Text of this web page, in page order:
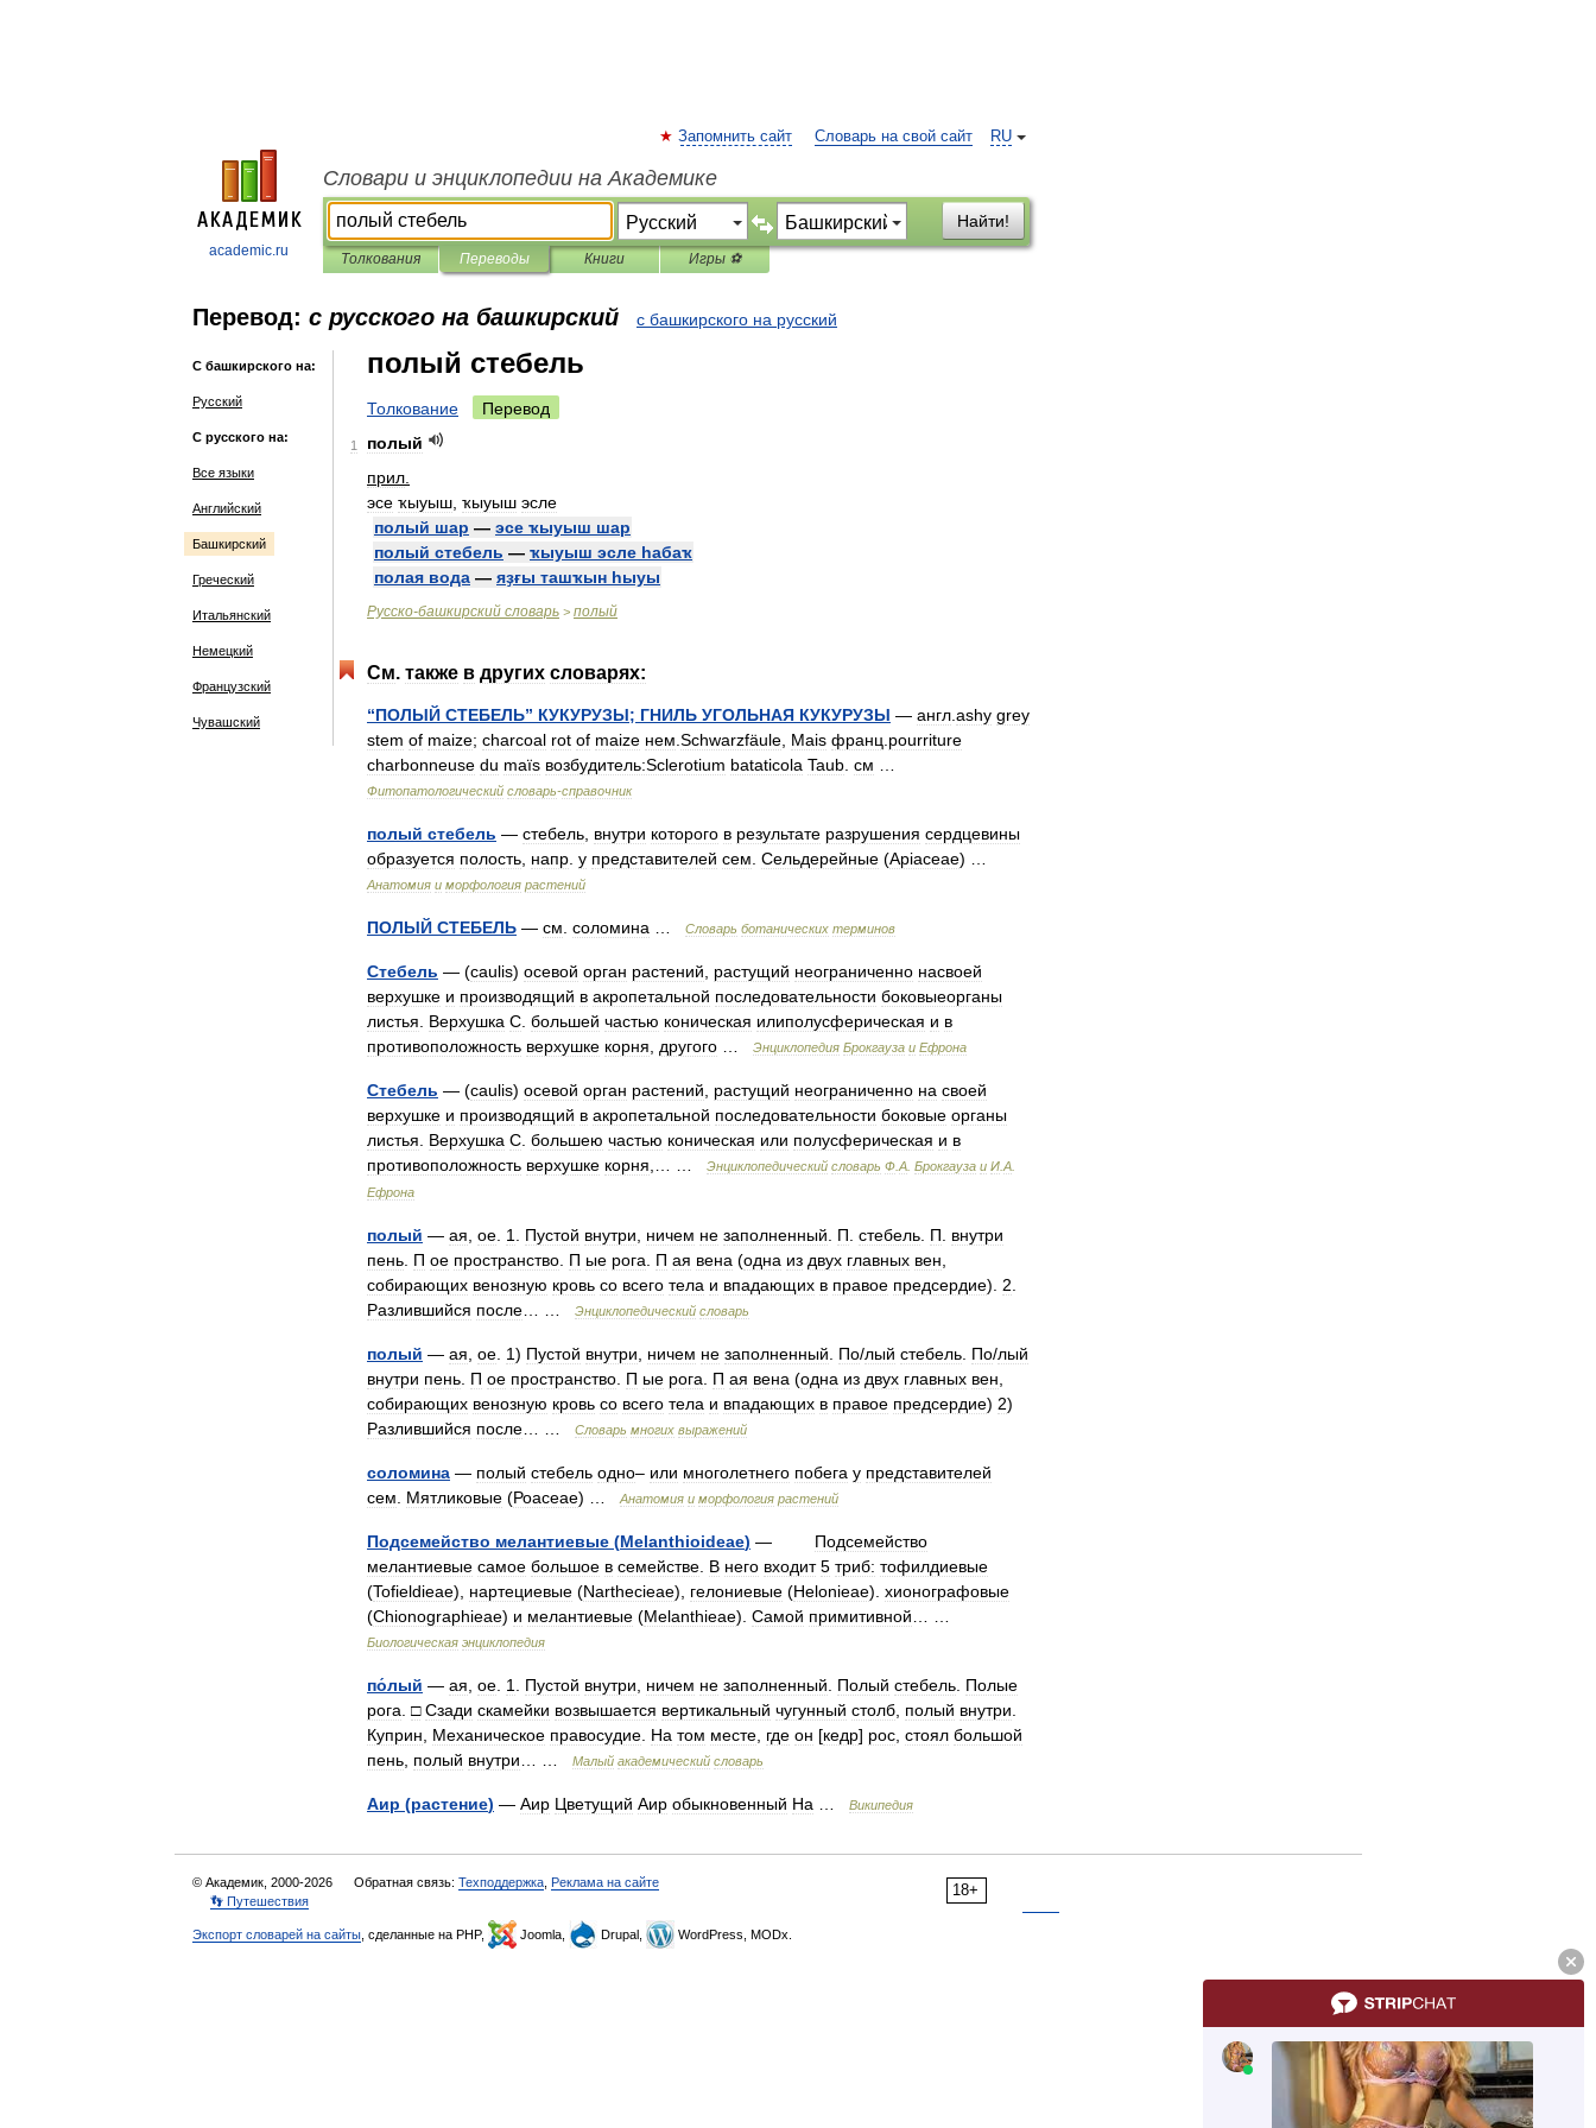
academic.ru
RU
Запомнить сайт Словарь на свой сайт
Словари и энциклопедии на Академике
Найти!
Толкования Переводы Книги Игры ⚽
Перевод: с русского на башкирский с башкирского на русский
С башкирского на:
Русский
С русского на:
Все языки
Английский
Башкирский
Греческий
Итальянский
Немецкий
Французский
Чувашский
полый стебель
Толкование Перевод
1
полый
прил
эсе ҡыуыш ҡыуыш эсле
полый шар — эсе ҡыуыш шар
полый стебель — ҡыуыш эсле һабаҡ
полая вода — яҙғы ташҡын һыуы
Русско-башкирский словарь > полый
См. также в других словарях:
“ПОЛЫЙ СТЕБЕЛЬ” КУКУРУЗЫ; ГНИЛЬ УГОЛЬНАЯ КУКУРУЗЫ — англ ashy grey
stem of maize; charcoal rot of maize нем Schwarzfäule Mais франц pourriture
charbonneuse du maïs возбудитель:Sclerotium bataticola Taub см
Фитопатологический словарь-справочник
полый стебель — стебель внутри которого в результате разрушения сердцевины
образуется полость напр у представителей сем Сельдерейные (Apiaceae) …
Анатомия и морфология растений
ПОЛЫЙ СТЕБЕЛЬ — см соломина Словарь ботанических терминов
Стебель — (caulis) осевой орган растений растущий неограниченно насвоей
верхушке и производящий в акропетальной последовательности боковыеорганы
листья
Верхушка С большей частью коническая илиполусферическая и в
противоположность верхушке корня другого Энциклопедия Брокгауза и Ефрона
Стебель — (caulis) осевой орган растений растущий неограниченно на своей
верхушке и производящий в акропетальной последовательности боковые органы
листья
Верхушка С большею частью коническая или полусферическая и в
противоположность верхушке корня Энциклопедический словарь Ф А Брокгауза и И А
Ефрона
полый — ая ое 1 Пустой внутри ничем не заполненный П стебель П
внутри
пень П ое пространство П ые рога П ая вена (одна из двух главных вен
собирающих венозную кровь со всего тела и впадающих в правое предсердие). 2
Разлившийся после Энциклопедический словарь
полый — ая ое 1) Пустой внутри ничем не заполненный По/лый стебель По/лый
внутри пень П ое пространство П ые рога П ая вена (одна из двух главных вен
собирающих венозную кровь со всего тела и впадающих в правое предсердие) 2)
Разлившийся после Словарь многих выражений
соломина — полый стебель одно– или многолетнего побега у представителей
сем
Мятликовые (Роасеае) … Анатомия и морфология растений
Подсемейство мелантиевые (Melanthioideae) — Подсемейство
мелантиевые самое большое в семействе В него входит 5 триб: тофилдиевые
(Tofieldieae), нартециевые (Narthecieae), гелониевые (Helonieae). хионографовые
(Chionographieae) и мелантиевые (Melanthieae). Самой примитивной
Биологическая энциклопедия
по́лый — ая ое 1 Пустой внутри ничем не заполненный Полый стебель Полые
рога □ Сзади скамейки возвышается вертикальный чугунный столб полый внутри
Куприн
Механическое правосудие На том месте где он [кедр] рос стоял большой
пень полый внутри Малый академический словарь
Аир (растение) — Аир Цветущий Аир обыкновенный На Википедия
18+
© Академик, 2000-2026 Обратная связь: Техподдержка Реклама на сайте
👣 Путешествия
Экспорт словарей на сайты , сделанные на PHP, Joomla, Drupal, WordPress, MODx.